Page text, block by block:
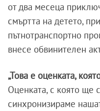
от два месеца
смъртта на детето,
пътнотранспортно
внесе обвинителен
„Това е оценката,
Оценката, с която ще
синхронизираме